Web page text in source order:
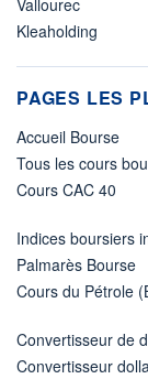
Vallourec
Kleaholding
PAGES LES
Accueil Bourse
Tous les cours
Cours CAC 40
Indices boursiers
Palmarès Bourse
Cours du Pétrole
Convertisseur de
Convertisseur